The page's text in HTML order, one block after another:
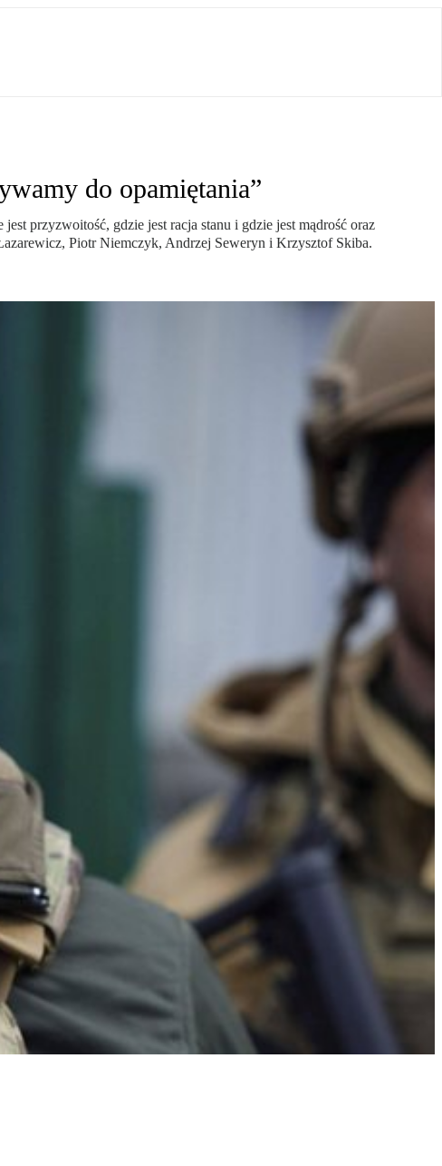
do opamiętania”
przyzwoitość, gdzie jest racja stanu i gdzie jest mądrość oraz
Piotr Niemczyk, Andrzej Seweryn i Krzysztof Skiba.